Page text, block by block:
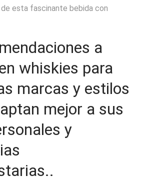
de esta fascinante bebida con
a
whiskies para
marcas y estilos
mejor a sus
y